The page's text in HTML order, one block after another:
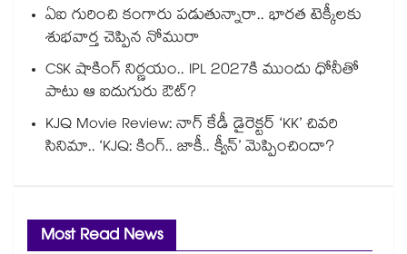
ఏఐ గురించి కంగారు పడుతున్నారా.. భారత టెక్కీలకు
శుభవార్త చెప్పిన నోమురా
CSK షాకింగ్ నిర్ణయం.. IPL 2027కి ముందు ధోనీతో
పాటు ఆ ఐదుగురు ఔట్?
KJQ Movie Review: నాగ్ కేడీ డైరెక్టర్ ‘KK’ చివరి
సినిమా.. ‘KJQ: కింగ్.. జాకీ.. క్వీన్’ మెప్పించిందా?
Most Read News